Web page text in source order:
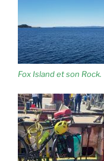
Fox Island et son Rock.